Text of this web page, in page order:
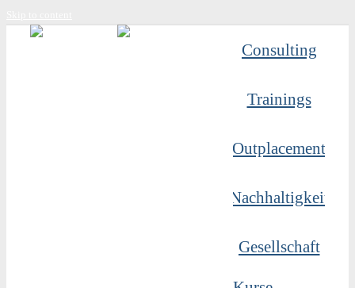
Consulting
Trainings
Outplacement
Nachhaltigkeit
Gesellschaft